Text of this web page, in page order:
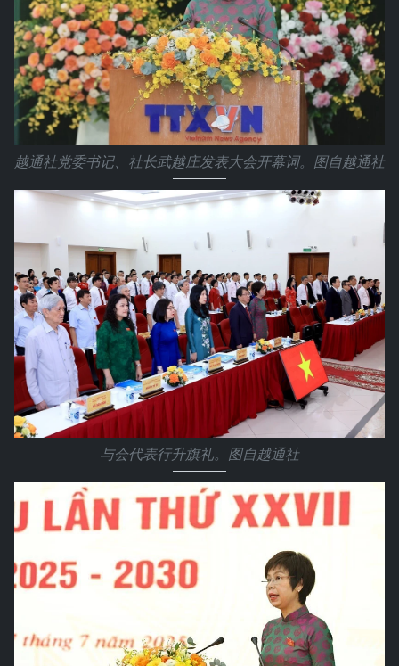
越通社党委书记、社长武越庄发表大会开幕词。图自越通社
与会代表行升旗礼。图自越通社